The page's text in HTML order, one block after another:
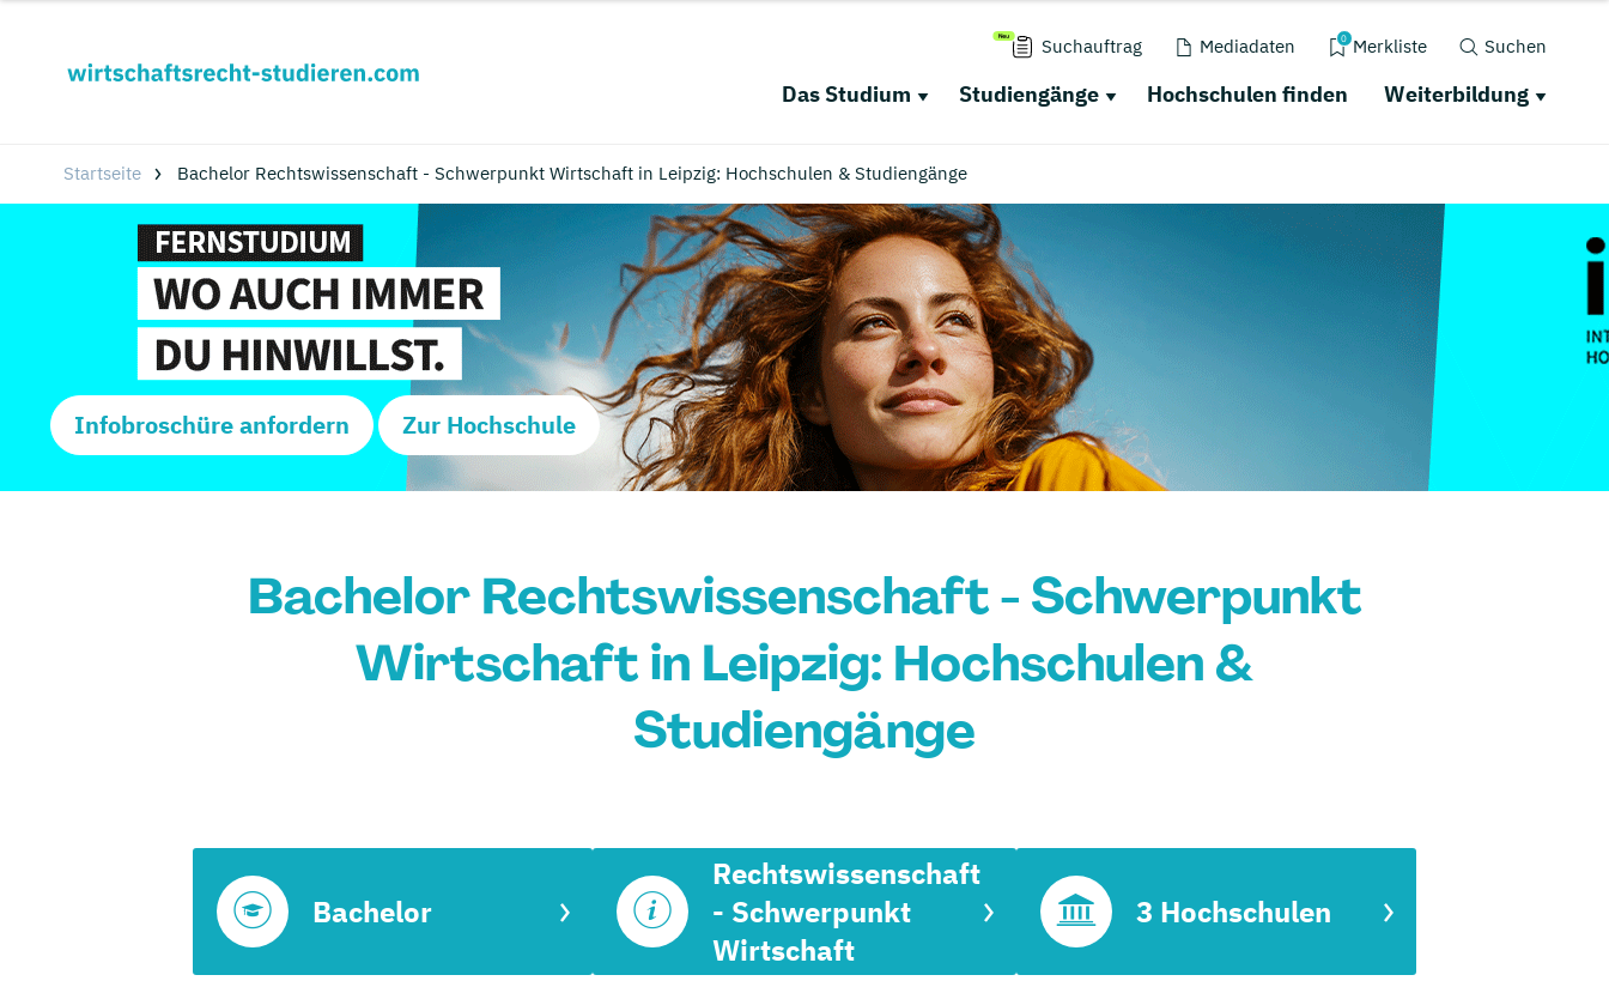
Suchauftrag Mediadaten 0 Merkliste Suchen
Das Studium Studiengänge Hochschulen finden Weiterbildung
Startseite Bachelor Rechtswissenschaft - Schwerpunkt Wirtschaft in Leipzig: Hochschulen & Studiengänge
Infobroschüre anfordern Zur Hochschule
Bachelor Rechtswissenschaft - Schwerpunkt
Wirtschaft in Leipzig: Hochschulen &
Studiengänge
Bachelor
Rechtswissenschaft
- Schwerpunkt
Wirtschaft
3 Hochschulen